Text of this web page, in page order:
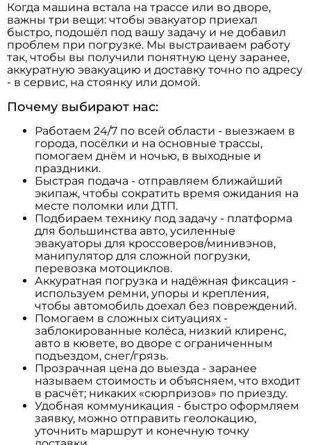
Когда машина встала на трассе или во дворе,
важны три вещи: чтобы эвакуатор приехал
быстро, подошёл под вашу задачу и не добавил
проблем при погрузке. Мы выстраиваем работу
так, чтобы вы получили понятную цену заранее,
аккуратную эвакуацию и доставку точно по адресу
- в сервис, на стоянку или домой.
Почему выбирают нас:
Работаем 24/7 по всей области - выезжаем в
города, посёлки и на основные трассы,
помогаем днём и ночью, в выходные и
праздники.
Быстрая подача - отправляем ближайший
экипаж, чтобы сократить время ожидания на
месте поломки или ДТП.
Подбираем технику под задачу - платформа
для большинства авто, усиленные
эвакуаторы для кроссоверов/минивэнов,
манипулятор для сложной погрузки,
перевозка мотоциклов.
Аккуратная погрузка и надёжная фиксация -
используем ремни, упоры и крепления,
чтобы автомобиль доехал без повреждений.
Помогаем в сложных ситуациях -
заблокированные колёса, низкий клиренс,
авто в кювете, во дворе с ограниченным
подъездом, снег/грязь.
Прозрачная цена до выезда - заранее
называем стоимость и объясняем, что входит
в расчёт; никаких «сюрпризов» по приезду.
Удобная коммуникация - быстро оформляем
заявку, можно отправить геолокацию,
уточнить маршрут и конечную точку